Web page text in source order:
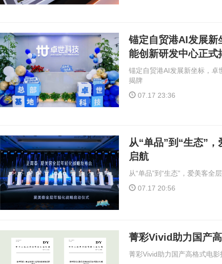
锚定自贸港AI发展新
能创新研发中心正式
锚定自贸港AI发展新坐标，卓
揭牌
07.17 23:36
从“单品”到“生态”
启航
从“单品”到“生态”，爱美客全
07.17 20:56
菁彩Vivid助力国产
菁彩Vivid助力国产高格式电影